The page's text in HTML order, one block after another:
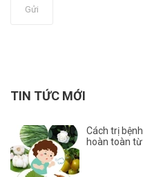
Gửi
TIN TỨC MỚI
Cách trị
hoàn toàn